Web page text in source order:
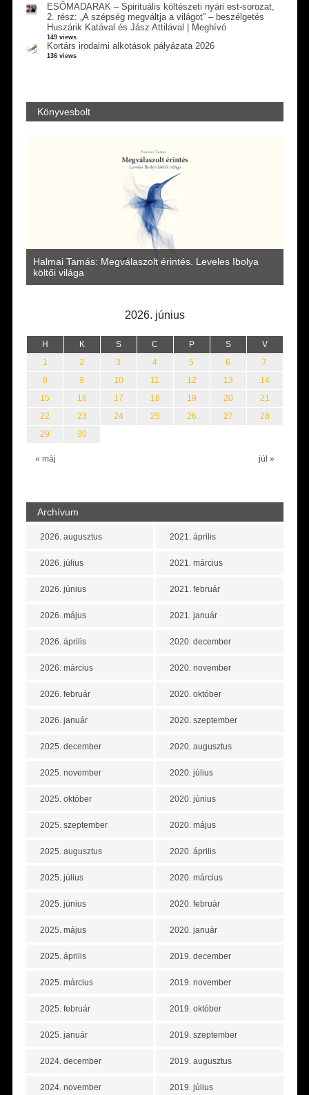
ESŐMADARAK – Spirituális költészeti nyári est-sorozat,
2. rész: „A szépség megváltja a világot” – beszélgetés
Huszárik Katával és Jász Attilával | Meghívó
149 views
Kortárs irodalmi alkotások pályázata 2026
136 views
Könyvesbolt
Halmai Tamás: Megválaszolt érintés. Leveles Ibolya
költői világa
2026. június
H K S C P S V
« máj júl »
1 2 3 4 5 6
7
8
9 10 11 12 13
14
15
16 17 18 19 20
21
22
23 24 25 26 27
28
29
30
Archívum
2026. augusztus
2026. július
2026. június
2026. május
2026. április
2026. március
2026. február
2026. január
2025. december
2025. november
2025. október
2025. szeptember
2025. augusztus
2025. július
2025. június
2025. május
2025. április
2025. március
2025. február
2025. január
2024. december
2024. november
2021. április
2021. március
2021. február
2021. január
2020. december
2020. november
2020. október
2020. szeptember
2020. augusztus
2020. július
2020. június
2020. május
2020. április
2020. március
2020. február
2020. január
2019. december
2019. november
2019. október
2019. szeptember
2019. augusztus
2019. július